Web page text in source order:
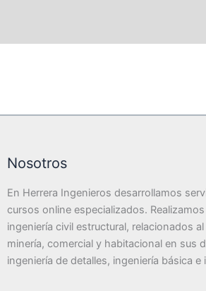
Nosotros
En Herrera Ingenieros desarrollamos
cursos online especializados.
ingeniería civil estructural, relacionados
minería, comercial y habitacional en sus
ingeniería de detalles, ingeniería básica